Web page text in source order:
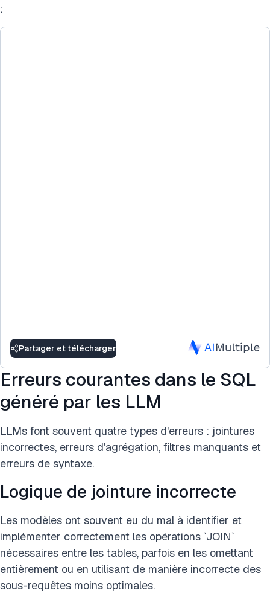
:
Partager et télécharger
Erreurs courantes dans le SQL
généré par les LLM
LLMs font souvent quatre types d'erreurs : jointures
incorrectes, erreurs d'agrégation, filtres manquants et
erreurs de syntaxe.
Logique de jointure incorrecte
Les modèles ont souvent eu du mal à identifier et
implémenter correctement les opérations `JOIN`
nécessaires entre les tables, parfois en les omettant
entièrement ou en utilisant de manière incorrecte des
sous-requêtes moins optimales.